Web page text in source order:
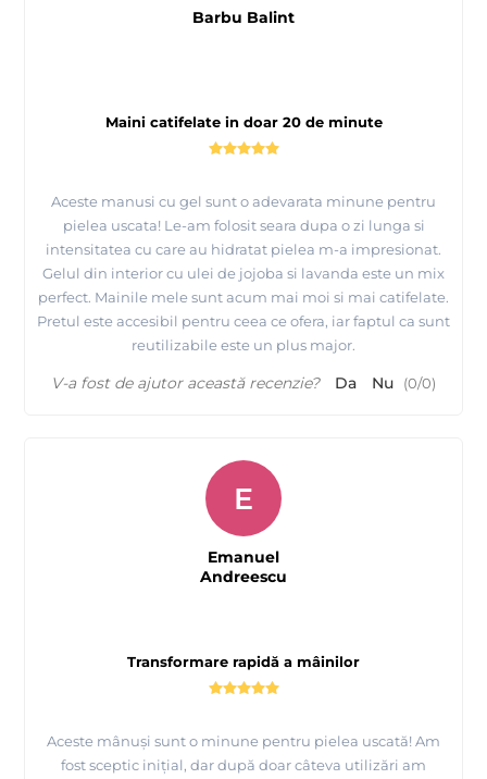
Maini catifelate in doar 20 de minute
Aceste manusi cu gel sunt o adevarata minune pentru
pielea uscata! Le-am folosit seara dupa o zi lunga si
intensitatea cu care au hidratat pielea m-a impresionat.
Gelul din interior cu ulei de jojoba si lavanda este un mix
perfect. Mainile mele sunt acum mai moi si mai catifelate.
Pretul este accesibil pentru ceea ce ofera, iar faptul ca sunt
reutilizabile este un plus major.
Barbu Balint
V-a fost de ajutor această recenzie? Da Nu (0/0)
Transformare rapidă a mâinilor
Aceste mânuși sunt o minune pentru pielea uscată! Am
fost sceptic inițial, dar după doar câteva utilizări am
E
Emanuel
Andreescu